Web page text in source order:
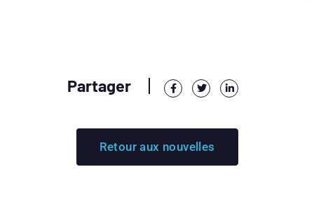
Partager
Retour aux nouvelles